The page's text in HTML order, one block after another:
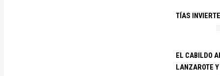
TÍAS
EL CABILDO
LANZAROTE